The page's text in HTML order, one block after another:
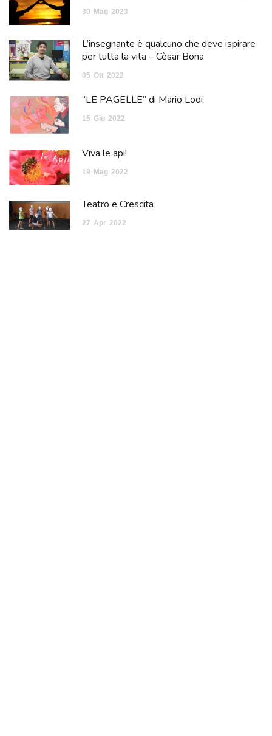
30 Mag 2023
L’insegnante è qualcuno che deve ispirare
per tutta la vita – Cèsar Bona
05 Ott 2022
“LE PAGELLE” di Mario Lodi
15 Giu 2022
Viva le api!
19 Mag 2022
Teatro e Crescita
27 Apr 2022